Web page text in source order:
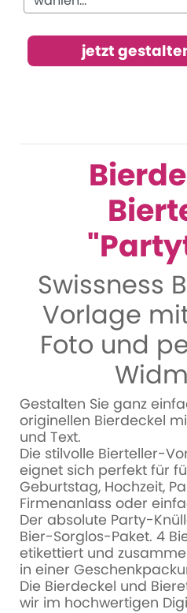
Swissness
Vorlage
Foto und
Gestalten Sie ganz
originellen Bierdeckel
und Text.
Die stilvolle Bierteller-
eignet sich perfekt für
Geburtstag, Hochzeit,
Firmenanlass oder
Der absolute Party-
Bier-Sorglos-Paket. 4
etikettiert und
in einer
Die Bierdeckel und
wir im hochwertigen